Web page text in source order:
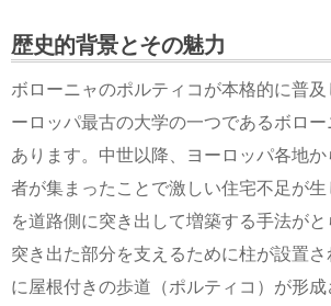
歴史的背景とその魅力
ボローニャのポルティコが本格的に普及
ーロッパ最古の大学の一つであるボロ
あります。中世以降、ヨーロッパ各地
者が集まったことで激しい住宅不足が
を道路側に突き出して増築する手法が
突き出た部分を支えるために柱が設置
に屋根付きの歩道（ポルティコ）が形